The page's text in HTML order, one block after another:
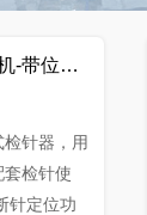
-带位置指示灯型
针器，用
检针使
针定位功